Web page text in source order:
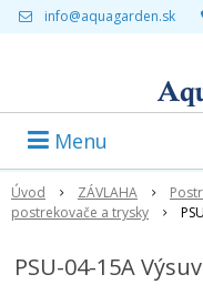
info@aquagarden.sk
Menu
Úvod ZÁVLAHA
postrekovače a trysky
PSU-04-15A